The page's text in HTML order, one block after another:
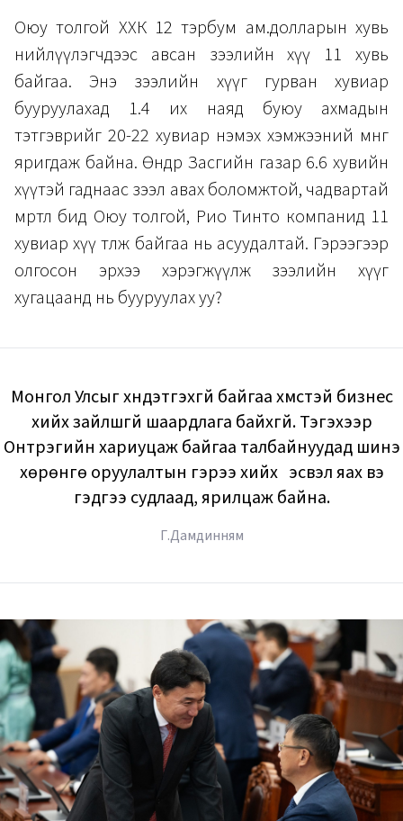
Оюу толгой ХХК 12 тэрбум ам.долларын хувь
нийлүүлэгчдээс авсан зээлийн хүү 11 хувь
байгаа. Энэ зээлийн хүүг гурван хувиар
бууруулахад 1.4 их наяд буюу ахмадын
тэтгэврийг 20-22 хувиар нэмэх хэмжээний мөнгө
яригдаж байна. Өнөөдөр Засгийн газар 6.6 хувийн
хүүтэй гаднаас зээл авах боломжтой, чадвартай
мөртлөө бид Оюу толгой, Рио Тинто компанид 11
хувиар хүү төлж байгаа нь асуудалтай. Гэрээгээр
олгосон эрхээ хэрэгжүүлж зээлийн хүүг
хугацаанд нь бууруулах уу?
Монгол Улсыг хүндэтгэхгүй байгаа хүмүүстэй бизнес
хийх зайлшгүй шаардлага байхгүй. Тэгэхээр
Онтрэгийн хариуцаж байгаа талбайнуудад шинэ
хөрөнгө оруулалтын гэрээ хийх үү эсвэл яах вэ
гэдгээ судлаад, ярилцаж байна.
Г.Дамдинням